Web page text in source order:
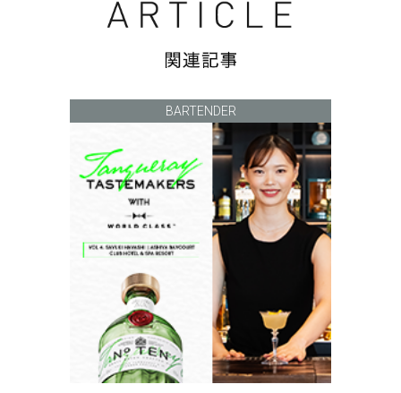
BARTENDER